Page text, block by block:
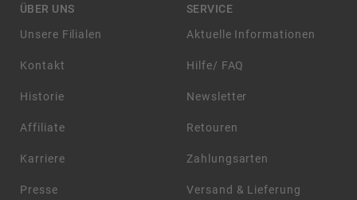
ÜBER UNS
Unsere Filialen
Kontakt
Historie
Affiliate
Karriere
Presse
SERVICE
Aktuelle Informationen
Hilfe/ FAQ
Newsletter
Retouren
Zahlungsarten
Versand & Lieferung